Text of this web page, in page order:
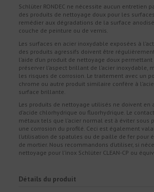
Schlüter RONDEC ne nécessite aucun entretien
des produits de nettoyage doux pour les
remédier aux dégradations de la surface
couche de peinture ou de vernis.
Les surfaces en acier inoxydable exposées à
des produits agressifs doivent être
l’aide d’un produit de nettoyage doux
préserver l’aspect brillant de l’acier inoxydable,
les risques de corrosion. Le traitement avec un
chrome ou autre produit similaire confère à
surface brillante.
Les produits de nettoyage utilisés ne doivent en
d’acide chlorhydrique ou fluorhydrique. Le
métaux tels que l’acier normal est à éviter sous
une corrosion du profilé. Ceci est également
l’utilisation de spatules ou de paille de fer pour
de mortier. Nous recommandons d’utiliser, si
nettoyage pour l’inox Schlüter CLEAN-CP ou
Détails du produit